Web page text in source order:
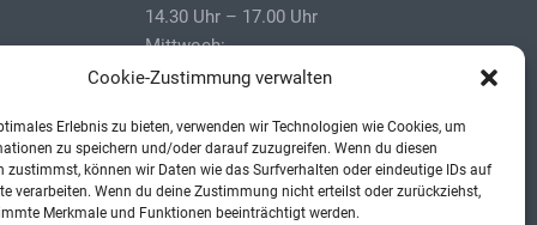
Cookie-Zustimmung verwalten
Erlebnis zu bieten, verwenden wir Technologien wie Cookies, um
zu speichern und/oder darauf zuzugreifen. Wenn du diesen
zustimmst, können wir Daten wie das Surfverhalten oder eindeutige IDs auf
verarbeiten. Wenn du deine Zustimmung nicht erteilst oder zurückziehst,
Merkmale und Funktionen beeinträchtigt werden.
14.30 Uhr – 17.00 Uhr
Mittwoch:
08.30 Uhr – 12.00 Uhr
Freitag:
Geschlossen